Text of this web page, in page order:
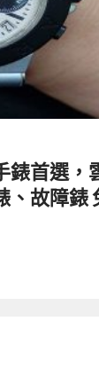
錶首選，
、故障錶